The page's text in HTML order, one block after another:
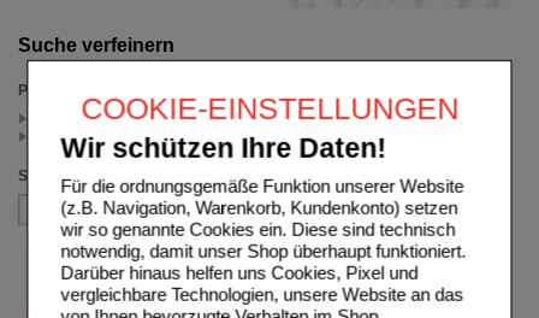
COOKIE-EINSTELLUNGEN
Wir schützen Ihre Daten!
Für die ordnungsgemäße Funktion unserer Website
(z.B. Navigation, Warenkorb, Kundenkonto) setzen
wir so genannte Cookies ein. Diese sind technisch
notwendig, damit unser Shop überhaupt funktioniert.
Darüber hinaus helfen uns Cookies, Pixel und
vergleichbare Technologien, unsere Website an das
Suche verfeinern
Preis
< 7.95 (1)
>= 7.95 (1)
Sortieren nach